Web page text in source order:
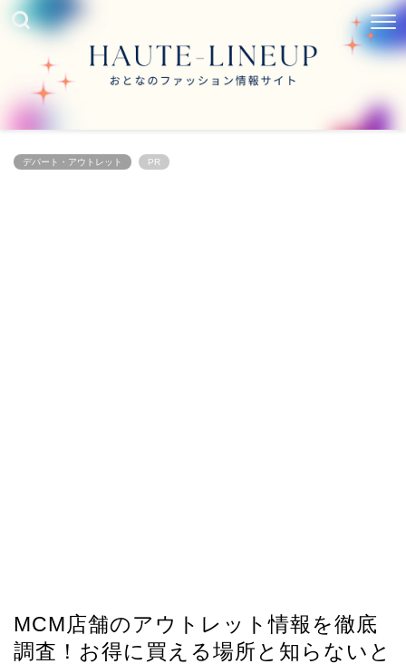
デパート・アウトレット PR
MCM店舗のアウトレット情報を徹底
調査！お得に買える場所と知らないと